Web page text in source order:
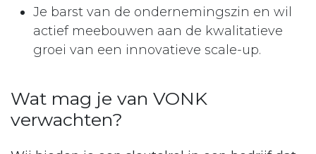
Je barst van de ondernemingszin en wil
actief meebouwen aan de kwalitatieve
groei van een innovatieve scale-up.
Wat mag je van VONK
verwachten?